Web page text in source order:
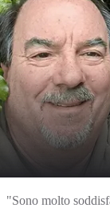
"Sono molto